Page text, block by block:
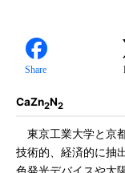
Share
CaZn2N2
東京工業大学と京
技術的、経済的に抽
色発光デバイスや太